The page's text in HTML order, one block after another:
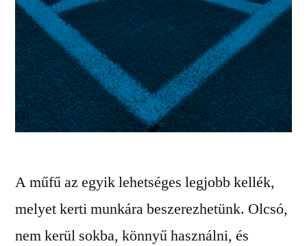
A műfű az egyik lehetséges legjobb kellék,
melyet kerti munkára beszerezhetünk. Olcsó,
nem kerül sokba, könnyű használni, és